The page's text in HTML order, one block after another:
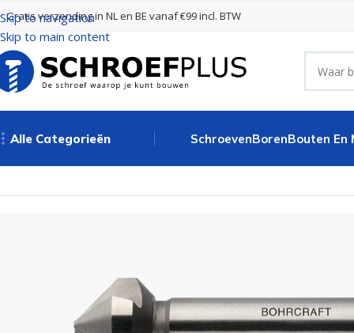
Skip to navigation
Skip to main content
Gratis verzending in NL en BE vanaf €99 incl. BTW
Alle Categorieën SchroevenBorenBouten En